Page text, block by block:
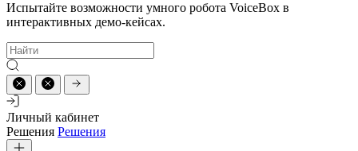
Испытайте возможности умного робота VoiceBox в
интерактивных демо-кейсах.
Личный кабинет
Решения Решения